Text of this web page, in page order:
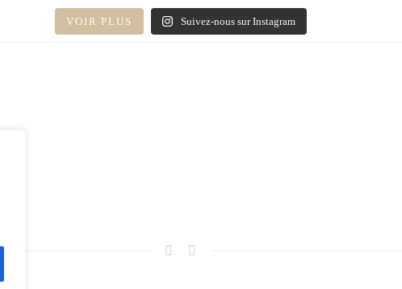
VOIR PLUS Suivez-nous sur Instagram